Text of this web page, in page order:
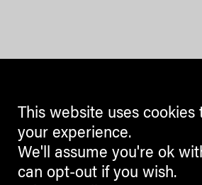
This website uses
your experience.
We'll assume you're ok
can opt-out if you wish.